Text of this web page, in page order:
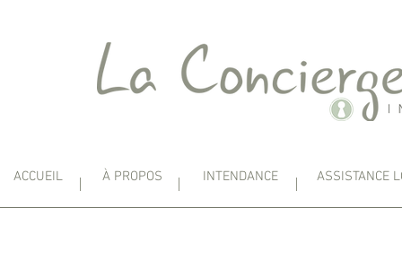
ACCUEIL À PROPOS INTENDANCE ASSISTANCE